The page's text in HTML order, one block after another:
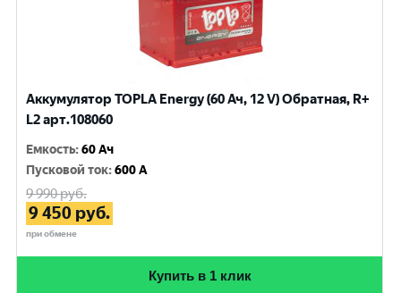
Аккумулятор TOPLA Energy (60 Ач, 12 V) Обратная, R+
L2 арт.108060
Емкость:60 Ач
Пусковой ток:600 A
9 990руб.
9 450 руб.
при обмене
Купить в 1 клик